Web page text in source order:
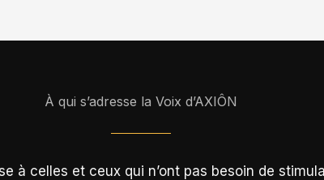
À qui s’adresse la Voix d’AXIÔN
à celles et ceux qui n’ont pas besoin de